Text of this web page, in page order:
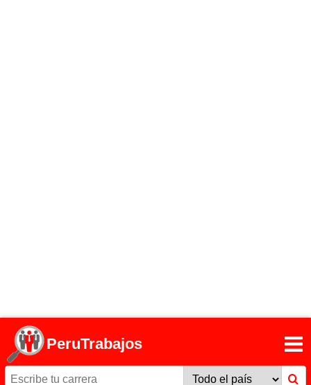
PeruTrabajos